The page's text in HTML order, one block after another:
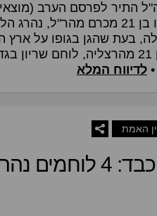
התיר לפרסם הערב
הקומנדו בן 21 מכרם
בעת שהגן בגופו על ארץ
•לדיווח המלא
האמת
אסון כבד: 4